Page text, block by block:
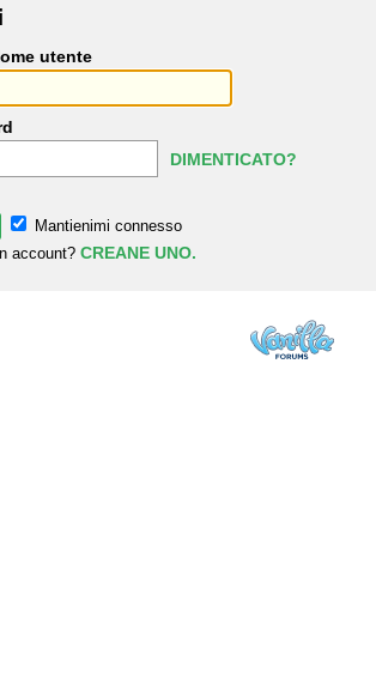
utente
DIMENTICATO?
Mantienimi connesso
account? CREANE UNO.